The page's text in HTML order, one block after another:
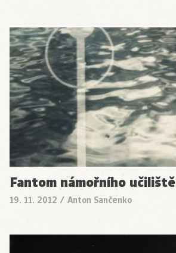
Fantom námořního učiliště
19. 11. 2012 / Anton Sančenko